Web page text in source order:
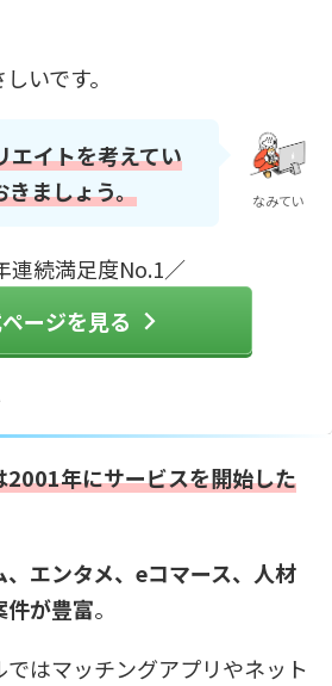
いです。
エイトを考えてい
きましょう。
なみてい
連続満足度No.1／
ージを見る
2001年にサービスを開始した
エンタメ、eコマース、人材
件が豊富。
はマッチングアプリやネット